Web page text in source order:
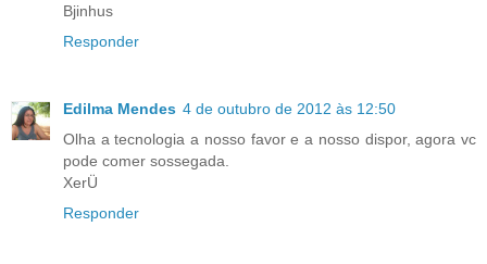
Bjinhus
Responder
Edilma Mendes 4 de outubro de 2012 às 12:50
Olha a tecnologia a nosso favor e a nosso dispor, agora vc
pode comer sossegada.
XerÜ
Responder